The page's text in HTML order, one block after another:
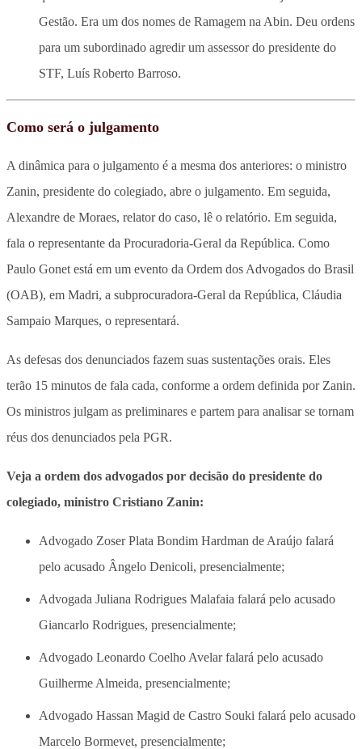
Gestão. Era um dos nomes de Ramagem na Abin. Deu ordens
para um subordinado agredir um assessor do presidente do
STF, Luís Roberto Barroso.
Como será o julgamento
A dinâmica para o julgamento é a mesma dos anteriores: o ministro
Zanin, presidente do colegiado, abre o julgamento. Em seguida,
Alexandre de Moraes, relator do caso, lê o relatório. Em seguida,
fala o representante da Procuradoria-Geral da República. Como
Paulo Gonet está em um evento da Ordem dos Advogados do Brasil
(OAB), em Madri, a subprocuradora-Geral da República, Cláudia
Sampaio Marques, o representará.
As defesas dos denunciados fazem suas sustentações orais. Eles
terão 15 minutos de fala cada, conforme a ordem definida por Zanin.
Os ministros julgam as preliminares e partem para analisar se tornam
réus dos denunciados pela PGR.
Veja a ordem dos advogados por decisão do presidente do
colegiado, ministro Cristiano Zanin:
Advogado Zoser Plata Bondim Hardman de Araújo falará
pelo acusado Ângelo Denicoli, presencialmente;
Advogada Juliana Rodrigues Malafaia falará pelo acusado
Giancarlo Rodrigues, presencialmente;
Advogado Leonardo Coelho Avelar falará pelo acusado
Guilherme Almeida, presencialmente;
Advogado Hassan Magid de Castro Souki falará pelo acusado
Marcelo Bormevet, presencialmente;